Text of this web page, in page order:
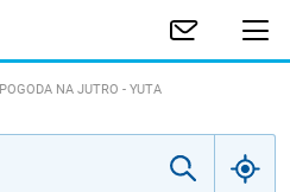
POGODA NA JUTRO - YUTA